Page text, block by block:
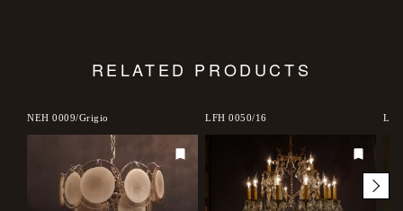
RELATED PRODUCTS
NEH 0009/Grigio LFH 0050/16